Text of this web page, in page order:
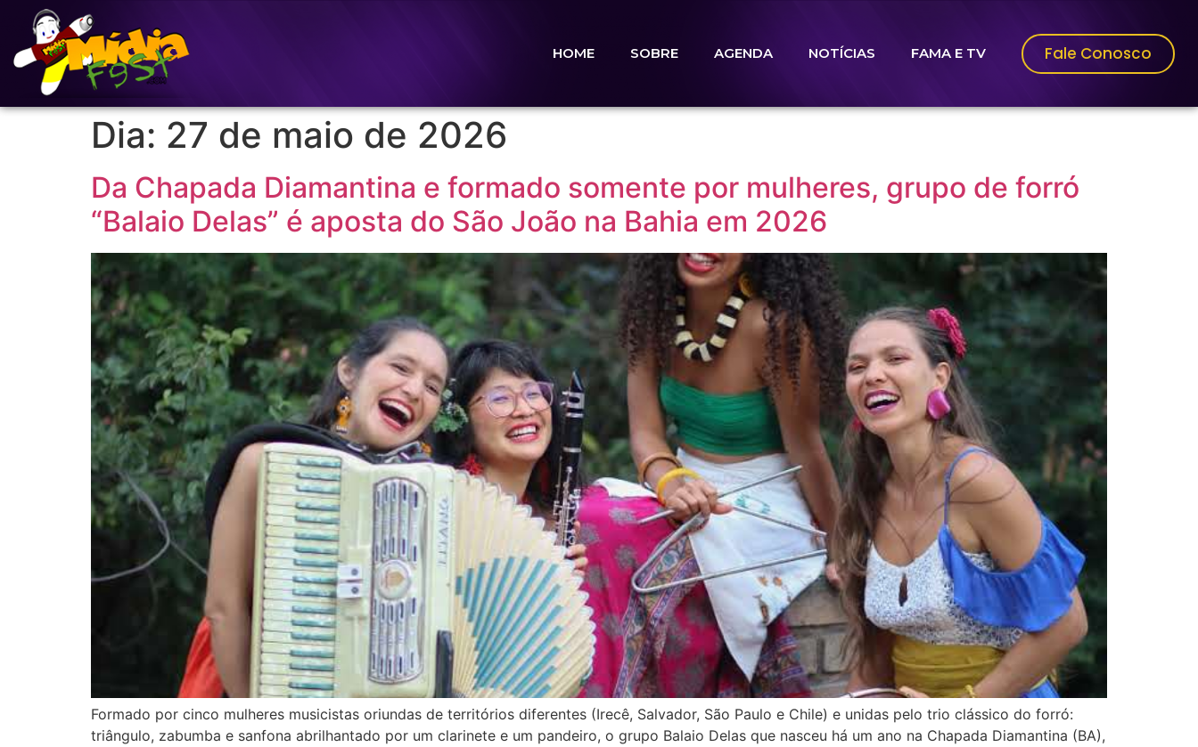
HOME SOBRE AGENDA NOTÍCIAS FAMA E TV Fale Conosco
Dia: 27 de maio de 2026
Da Chapada Diamantina e formado somente por mulheres, grupo de forró
“Balaio Delas” é aposta do São João na Bahia em 2026
Formado por cinco mulheres musicistas oriundas de territórios diferentes (Irecê, Salvador, São Paulo e Chile) e unidas pelo trio clássico do forró:
triângulo, zabumba e sanfona abrilhantado por um clarinete e um pandeiro, o grupo Balaio Delas que nasceu há um ano na Chapada Diamantina (BA),